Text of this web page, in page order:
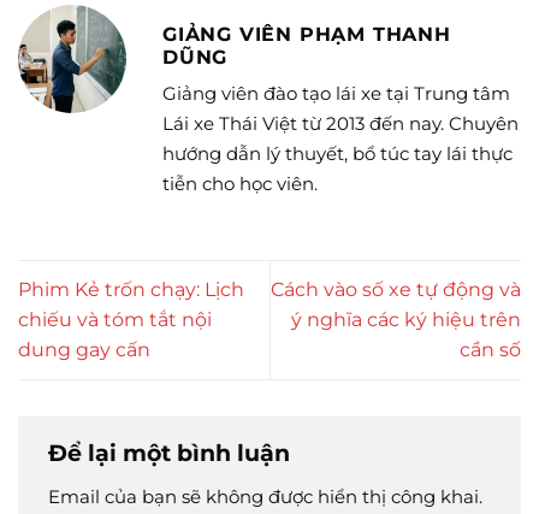
GIẢNG VIÊN PHẠM THANH
DŨNG
Giảng viên đào tạo lái xe tại Trung tâm
Lái xe Thái Việt từ 2013 đến nay. Chuyên
hướng dẫn lý thuyết, bổ túc tay lái thực
tiễn cho học viên.
Phim Kẻ trốn chạy: Lịch
chiếu và tóm tắt nội
dung gay cấn
Cách vào số xe tự động và
ý nghĩa các ký hiệu trên
cần số
Để lại một bình luận
Email của bạn sẽ không được hiển thị công khai.